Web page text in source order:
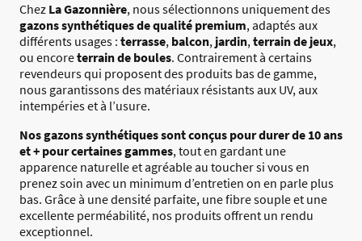
Chez La Gazonnière, nous sélectionnons uniquement des
gazons synthétiques de qualité premium, adaptés aux
différents usages : terrasse, balcon, jardin,terrain de jeux,
ou encoreterrain de boules. Contrairement à certains
revendeurs qui proposent des produits bas de gamme,
nous garantissons des matériaux résistants aux UV, aux
intempéries et à l’usure.
Nos gazons synthétiques sont conçus pour durer de 10 ans
et + pour certaines gammes, tout en gardant une
apparence naturelle et agréable au toucher si vous en
prenez soin avec un minimum d’entretien on en parle plus
bas. Grâce à une densité parfaite, une fibre souple et une
excellente perméabilité, nos produits offrent un rendu
exceptionnel.